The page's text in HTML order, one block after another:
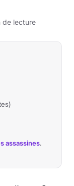
de lecture
assassines.